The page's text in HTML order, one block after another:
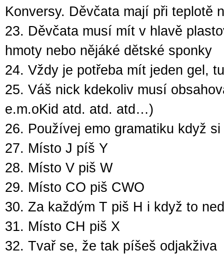
Konversy. Děvčata mají při teplotě
23. Děvčata musí mít v hlavě
hmoty nebo nějáké dětské sponky
24. Vždy je potřeba mít jeden gel,
25. Váš nick kdekoliv musí
e.m.oKid atd. atd. atd…)
26. Používej emo gramatiku když
27. Místo J píš Y
28. Místo V piš W
29. Místo CO piš CWO
30. Za každým T piš H i když to
31. Místo CH piš X
32. Tvař se, že tak píšeš odjakživa